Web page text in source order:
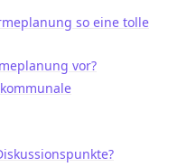
so eine tolle
vor?